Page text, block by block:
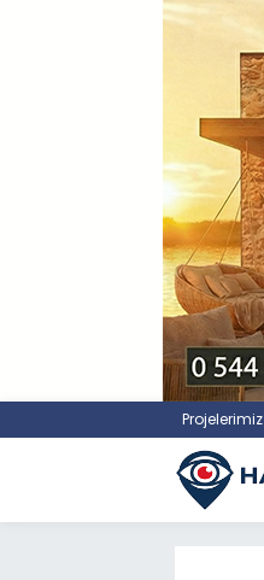
Projelerimiz